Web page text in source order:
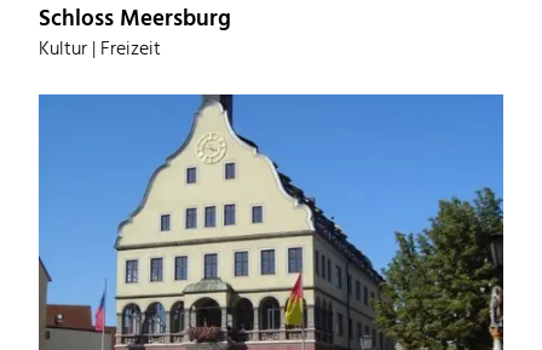
Schloss Meersburg
Kultur | Freizeit